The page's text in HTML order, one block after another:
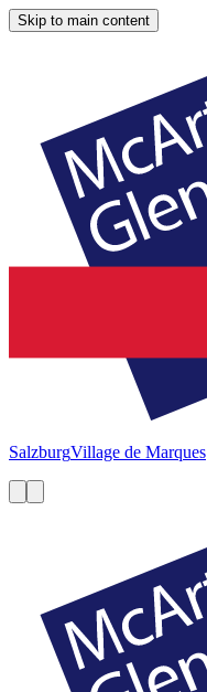
Skip to main content
SalzburgVillage de Marques